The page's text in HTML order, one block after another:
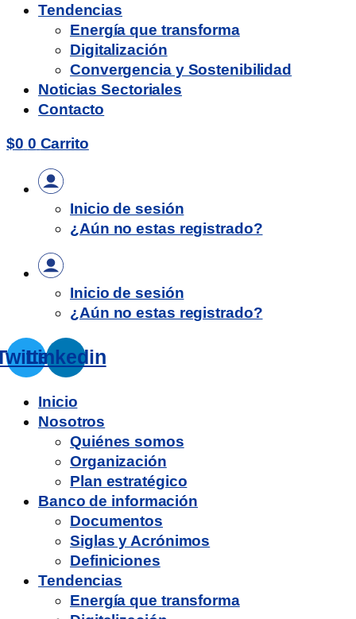
Tendencias
Energía que transforma
Digitalización
Convergencia y Sostenibilidad
Noticias Sectoriales
Contacto
$0 0 Carrito
Inicio de sesión
¿Aún no estas registrado?
Inicio de sesión
¿Aún no estas registrado?
Linkedin
Inicio
Nosotros
Quiénes somos
Organización
Plan estratégico
Banco de información
Documentos
Siglas y Acrónimos
Definiciones
Tendencias
Energía que transforma